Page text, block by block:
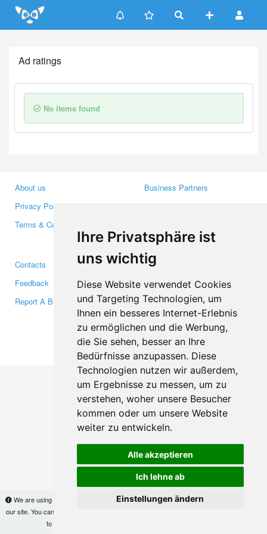
Ihre Privatsphäre ist
uns wichtig
Diese Website verwendet Cookies
und Targeting Technologien, um
Ihnen ein besseres Internet-Erlebnis
zu ermöglichen und die Werbung,
die Sie sehen, besser an Ihre
Bedürfnisse anzupassen. Diese
Technologien nutzen wir außerdem,
um Ergebnisse zu messen, um zu
verstehen, woher unsere Besucher
kommen oder um unsere Website
weiter zu entwickeln.
Alle akzeptieren
Ich lehne ab
Einstellungen ändern
Update cookies preferences
We are using cookies to provide statistics that help us give you the best experience of
our site. You can find out more
to use the site without changes, you are agreeing to it.
Ad ratings
No items found
About us
Privacy Policy
Terms & Conditions
Business Partners
Media
Contacts
Feedback
Report A Bug
Facebook
Twitter
YouTube
Google+
Makis© Copyright 2026